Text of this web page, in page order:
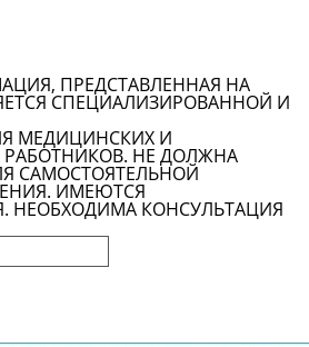
ПРЕДСТАВЛЕННАЯ НА
СПЕЦИАЛИЗИРОВАННОЙ И
МЕДИЦИНСКИХ И
НЕ ДОЛЖНА
САМОСТОЯТЕЛЬНОЙ
ИМЕЮТСЯ
НЕОБХОДИМА КОНСУЛЬТАЦИЯ